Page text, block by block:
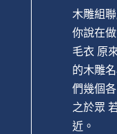
木雕組
你說在
毛衣 原
的木雕
們幾個
之於眾
近。 參